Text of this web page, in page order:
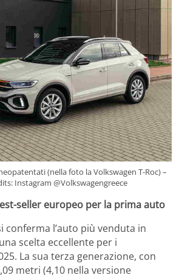
(nella foto la Volkswagen T-Roc) –
Instagram @Volkswagengreece
seller europeo per la prima auto
conferma l’auto più venduta in
scelta eccellente per i
La sua terza generazione, con
metri (4,10 nella versione